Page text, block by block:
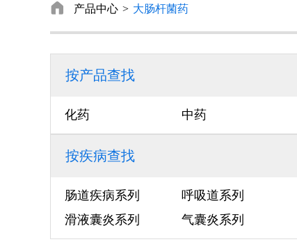
 产品中心 大肠杆菌药
按产品查找
化药 中药
按疾病查找
肠道疾病系列 呼吸道系列
滑液囊炎系列
气囊炎系列